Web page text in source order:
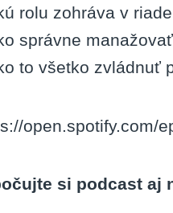
rolu zohráva v
správne
to všetko zvládnuť
open.spotify.com/
si podcast aj